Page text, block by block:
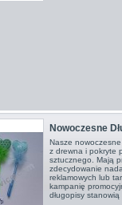
Nowoczesne
Nasze
z drewna i pokryte
sztucznego. Mają
zdecydowanie
reklamowych lub
kampanię
długopisy